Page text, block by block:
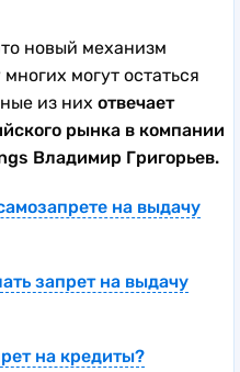
новый механизм
могут остаться
из них отвечает
рынка в компании
Владимир Григорьев.
на выдачу
которому появится
самозапрет на
запрет на выдачу
посредством
на кредиты?